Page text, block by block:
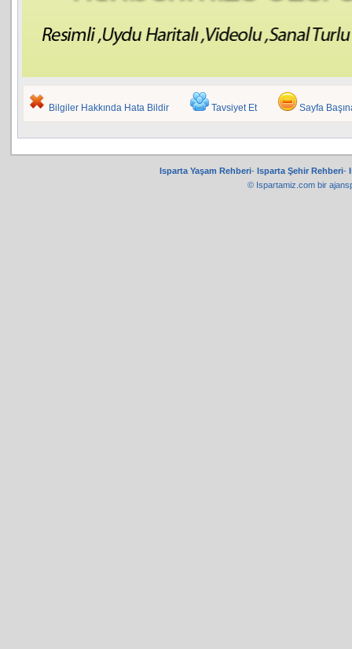
Bilgiler Hakkında Hata Bildir Tavsiyet Et Sayfa
Isparta Yaşam Rehberi- Isparta Şehir Rehberi-
© Ispartamiz.com bir